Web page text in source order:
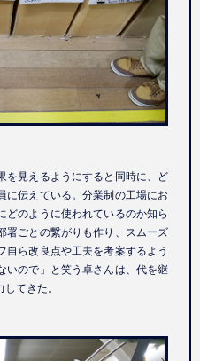
を見えるようにすると同時に、ど
に伝えている。分業制の工場にお
どのように使われているのか知ら
署ごとの繋がりも作り、スムーズ
ら改良点や工夫を考案するよう
いので」と笑う卓さんは、代を継
てきた。